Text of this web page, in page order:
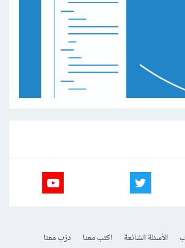
الأسئلة الشائعة اكتب معنا
درّب معنا